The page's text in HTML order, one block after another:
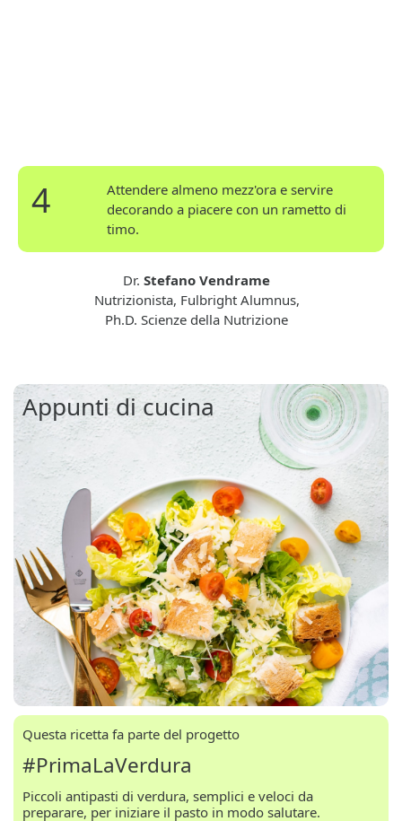
4
Attendere almeno mezz'ora e servire
decorando a piacere con un rametto di
timo.
Dr. Stefano Vendrame
Nutrizionista, Fulbright Alumnus,
Ph.D. Scienze della Nutrizione
Appunti di cucina
Questa ricetta fa parte del progetto
#PrimaLaVerdura
Piccoli antipasti di verdura, semplici e veloci da
preparare, per iniziare il pasto in modo salutare.